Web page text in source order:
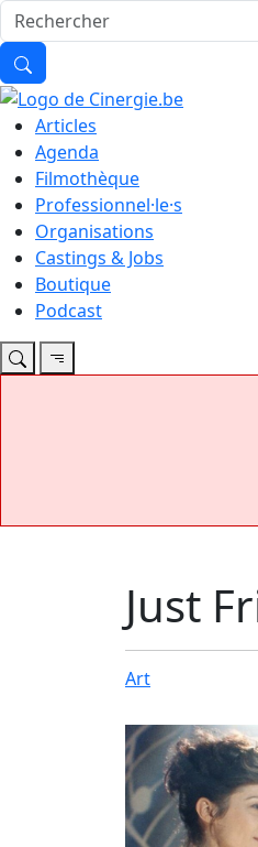
Articles
Agenda
Filmothèque
Professionnel·le·s
Organisations
Castings & Jobs
Boutique
Podcast
Just
Art